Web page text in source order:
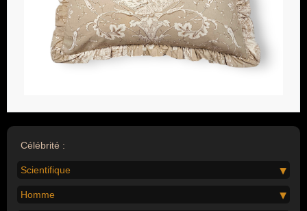
Célébrité :
Scientifique
Homme